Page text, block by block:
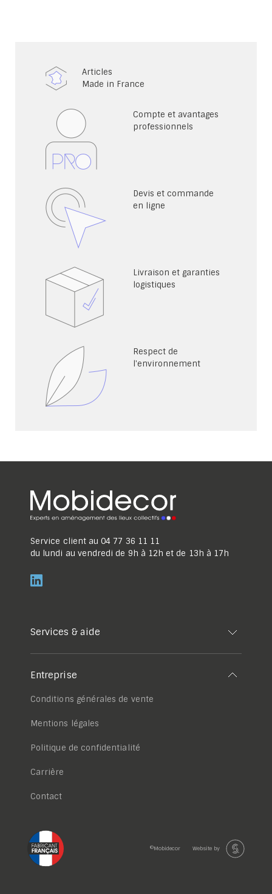
Articles
Made in France
Compte et avantages
professionnels
Devis et commande
en ligne
Livraison et garanties
logistiques
Respect de
l'environnement
Service client au 04 77 36 11 11
du lundi au vendredi de 9h à 12h et de 13h à 17h
Services & aide
Entreprise
Conditions générales de vente
Mentions légales
Politique de confidentialité
Carrière
Contact
©Mobidecor Website by